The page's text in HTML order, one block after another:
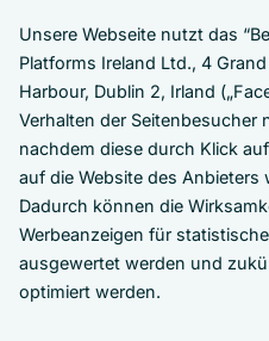
Unsere Webseite nutzt das
Platforms Ireland Ltd., 4
Harbour, Dublin 2, Irland
Verhalten der Seitenbesucher
nachdem diese durch Klick
auf die Website des Anbieters
Dadurch können die
Werbeanzeigen für
ausgewertet werden und
optimiert werden.